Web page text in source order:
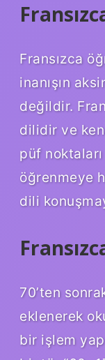
Fransızca
inanışın
değildir.
dilidir ve
püf
öğrenmeye
dili
70’ten
eklenerek
bir işlem